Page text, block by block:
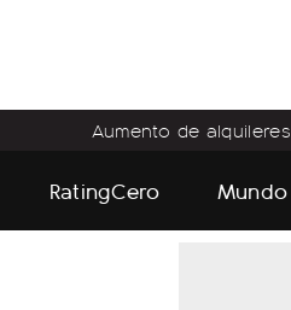
Aumento de alquileres
RatingCero Mundo